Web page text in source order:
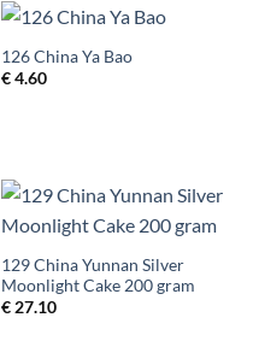
126 China Ya Bao
€4.60
129 China Yunnan Silver
Moonlight Cake 200 gram
€27.10